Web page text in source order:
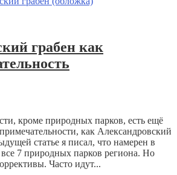
грабен как
кроме природных парков, есть ещё
как Александровский
статье я писал, что намерен в
все 7 природных парков региона. Но
Часто идут...